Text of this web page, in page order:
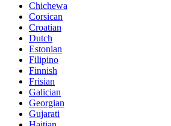
Chichewa
Corsican
Croatian
Dutch
Estonian
Filipino
Finnish
Frisian
Galician
Georgian
Gujarati